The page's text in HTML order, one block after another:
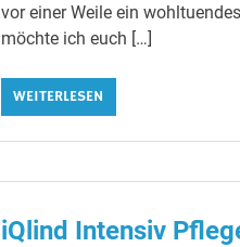
vor einer Weile ein
möchte ich euch […]
WEITERLESEN
iQlind Intensiv